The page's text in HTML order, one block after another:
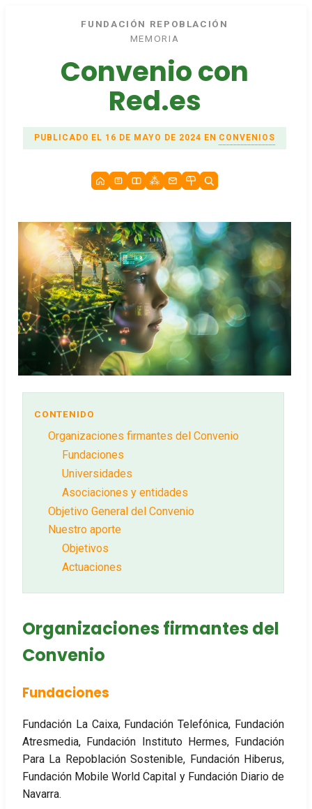
FUNDACIÓN REPOBLACIÓN
MEMORIA
Convenio con
Red.es
PUBLICADO EL 16 DE MAYO DE 2024 EN CONVENIOS
CONTENIDO
Organizaciones firmantes del Convenio
Fundaciones
Universidades
Asociaciones y entidades
Objetivo General del Convenio
Nuestro aporte
Objetivos
Actuaciones
Organizaciones firmantes del
Convenio
Fundaciones
Fundación La Caixa, Fundación Telefónica, Fundación
Atresmedia, Fundación Instituto Hermes, Fundación
Para La Repoblación Sostenible, Fundación Hiberus,
Fundación Mobile World Capital y Fundación Diario de
Navarra.